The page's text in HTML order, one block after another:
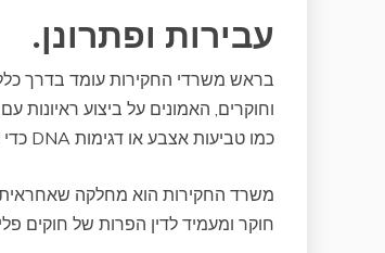
עבירות ופתרונן.
בראש משרדי החקירות עומד בדרך
וחוקרים, האמונים על ביצוע
כמו טביעות אצבע או דגימות DNA כדי לזהות חשודים או לאשר את מקום הימצאו בזמן אירוע.
משרד החקירות הוא מחלקה שאחראית
חוקר ומעמיד לדין הפרות של חוקים